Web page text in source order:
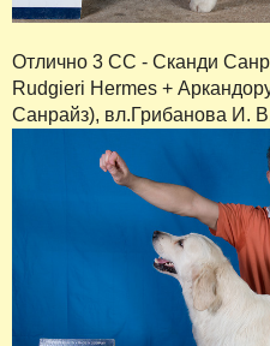
Отлично 3 СС - Сканди
Rudgieri Hermes +
Санрайз), вл.Грибанова И.